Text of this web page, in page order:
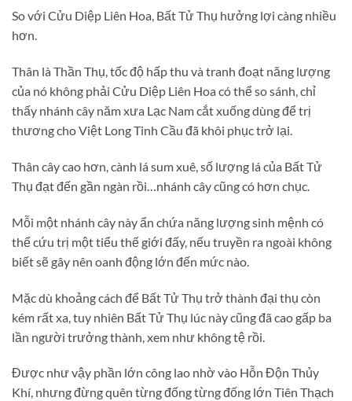
So với Cửu Diệp Liên Hoa, Bất Tử Thụ hưởng lợi càng nhiều
hơn.
Thân là Thần Thụ, tốc độ hấp thu và tranh đoạt năng lượng
của nó không phải Cửu Diệp Liên Hoa có thể so sánh, chỉ
thấy nhánh cây năm xưa Lạc Nam cắt xuống dùng để trị
thương cho Việt Long Tinh Cầu đã khôi phục trở lại.
Thân cây cao hơn, cành lá sum xuê, số lượng lá của Bất Tử
Thụ đạt đến gần ngàn rồi…nhánh cây cũng có hơn chục.
Mỗi một nhánh cây này ẩn chứa năng lượng sinh mệnh có
thể cứu trị một tiểu thế giới đấy, nếu truyền ra ngoài không
biết sẽ gây nên oanh động lớn đến mức nào.
Mặc dù khoảng cách để Bất Tử Thụ trở thành đại thụ còn
kém rất xa, tuy nhiên Bất Tử Thụ lúc này cũng đã cao gấp ba
lần người trưởng thành, xem như không tệ rồi.
Được như vậy phần lớn công lao nhờ vào Hỗn Độn Thủy
Khí, nhưng đừng quên từng đống từng đống lớn Tiên Thạch